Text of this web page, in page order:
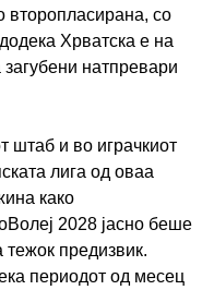
второпласирана, со
Хрватска е на
натпревари
штаб и во играчкиот
лига од оваа
како
2028 јасно беше
тежок предизвик.
периодот од месец